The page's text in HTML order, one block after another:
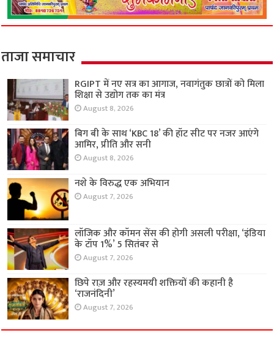
ताजा समाचार
RGIPT में नए सत्र का आगाज, नवागंतुक छात्रों को मिला
शिक्षा से उद्योग तक का मंत्र
August 8, 2026
बिग बी के साथ ‘KBC 18’ की हॉट सीट पर नजर आएंगे
आमिर, प्रीति और सनी
August 8, 2026
नशे के विरुद्ध एक अभियान
August 7, 2026
लॉजिक और कॉमन सेंस की होगी असली परीक्षा, ‘इंडिया
के टॉप 1%’ 5 सितंबर से
August 7, 2026
छिपे राज़ और रहस्यमयी शक्तियों की कहानी है
‘राजनंदिनी’
August 7, 2026